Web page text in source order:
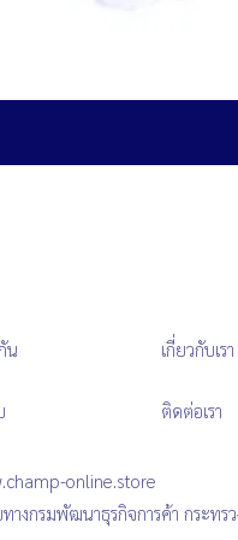
น เกี่ยวกับเรา
ติดต่อเรา
online.store
างกรมพัฒนาธุรกิจการค้า กระท